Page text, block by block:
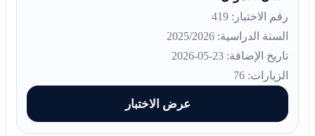
رقم الاختبار: 419
السنة الدراسية: 2025/2026
تاريخ الإضافة: 23-05-2026
الزيارات: 76
عرض الاختبار